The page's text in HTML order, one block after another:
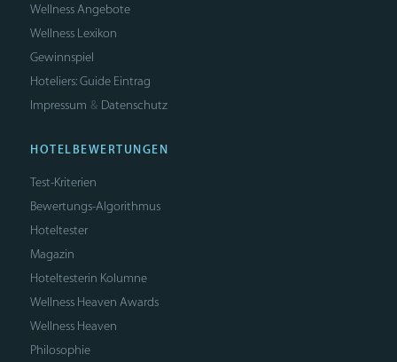
Wellness Angebote
Wellness Lexikon
Gewinnspiel
Hoteliers: Guide Eintrag
Impressum & Datenschutz
HOTELBEWERTUNGEN
Test-Kriterien
Bewertungs-Algorithmus
Hoteltester
Magazin
Hoteltesterin Kolumne
Wellness Heaven Awards
Wellness Heaven
Philosophie